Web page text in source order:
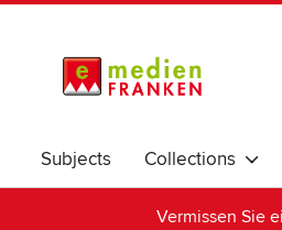
Subjects Collections
Vermissen Sie